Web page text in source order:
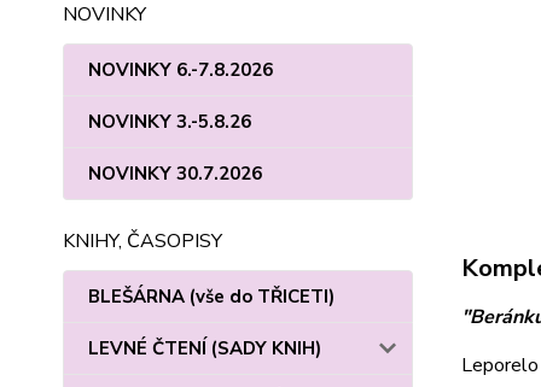
NOVINKY
NOVINKY 6.-7.8.2026
NOVINKY 3.-5.8.26
NOVINKY 30.7.2026
KNIHY, ČASOPISY
BLEŠÁRNA (vše do TŘICETI)
LEVNÉ ČTENÍ (SADY KNIH)